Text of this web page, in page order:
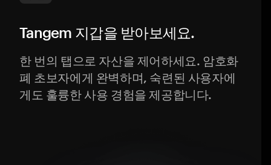
Tangem 지갑을 받아보세요.
한 번의 탭으로 자산을 제어하세요. 암호화
폐 초보자에게 완벽하며, 숙련된 사용자에
게도 훌륭한 사용 경험을 제공합니다.